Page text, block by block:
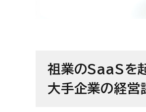
祖業のSaaSを
大手企業の経営